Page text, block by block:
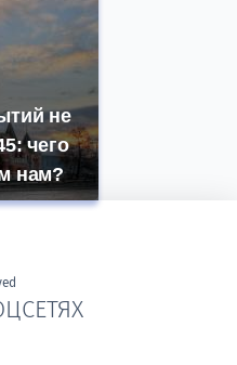
не
чего
нам?